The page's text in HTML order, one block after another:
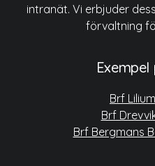
intranät. Vi erbjuder
förvaltning
Brf
Brf
Brf Bergmans